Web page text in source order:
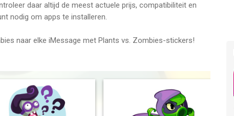
daar altijd de meest actuele prijs, compatibiliteit en
nodig om apps te installeren.
naar elke iMessage met Plants vs. Zombies-stickers!
manier is om te communiceren? Of vind jij ook dat een
De planten en zombies komen eraan... via tekstberichten!